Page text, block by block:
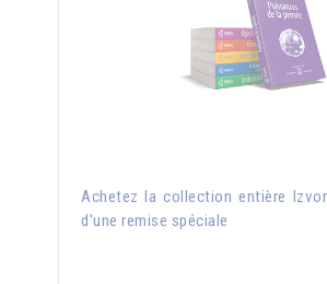
Achetez la collection entière
d'une remise spéciale